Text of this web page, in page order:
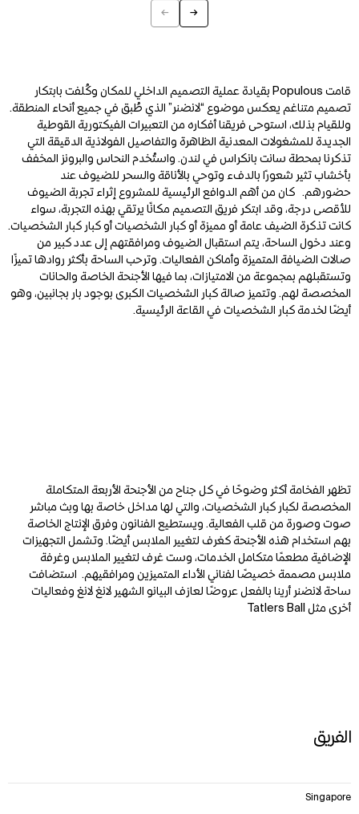
← →
قامت Populous بقيادة عملية التصميم الداخلي للمكان وكُلفت بابتكار
تصميم متناغم يعكس موضوع “لانضنر” الذي طُبق في جميع أنحاء المنطقة.
وللقيام بذلك، استوحى فريقنا أفكاره من التعبيرات الفيكتورية القوطية
الجديدة للمشغولات المعدنية الظاهرة والتفاصيل الفولاذية الدقيقة التي
تذكرنا بمحطة سانت بانكراس في لندن. واستُخدم النحاس والبرونز المخفف
بأخشاب تثير شعورًا بالدفء وتوحي بالأناقة والسحر للضيوف عند
حضورهم.
كان من أهم الدوافع الرئيسية للمشروع إثراء تجربة الضيوف
للأقصى درجة، وقد ابتكر فريق التصميم مكانًا يرتقي بهذه التجربة، سواء
كانت تذكرة الضيف عامة أو مميزة أو كبار الشخصيات أو كبار كبار الشخصيات.
وعند دخول الساحة، يتم استقبال الضيوف ومرافقتهم إلى عدد كبير من
صالات الضيافة المتميزة وأماكن الفعاليات. وترحب الساحة بأكثر روادها تميزًا
وتستقبلهم بمجموعة من الامتيازات، بما فيها الأجنحة الخاصة والحانات
المخصصة لهم. وتتميز صالة كبار الشخصيات الكبرى بوجود بار بجانبين، وهو
أيضًا لخدمة كبار الشخصيات في القاعة الرئيسية.
Zoom
Zoom
Zoom
تظهر الفخامة أكثر وضوحًا في كل جناح من الأجنحة الأربعة المتكاملة
المخصصة لكبار كبار الشخصيات، والتي لها مداخل خاصة بها وبث مباشر
صوت وصورة من قلب الفعالية. ويستطيع الفنانون وفرق الإنتاج الخاصة
بهم استخدام هذه الأجنحة كغرف لتغيير الملابس أيضًا. وتشمل التجهيزات
الإضافية مطعمًا متكامل الخدمات، وست غرف لتغيير الملابس وغرفة
ملابس مصممة خصيصًا لفناني الأداء المتميزين ومرافقيهم.
استضافت
ساحة لانضنر أرينا بالفعل عروضًا لعازف البيانو الشهير لانغ لانغ وفعاليات
أخرى مثل Tatlers Ball
الفريق
Singapore